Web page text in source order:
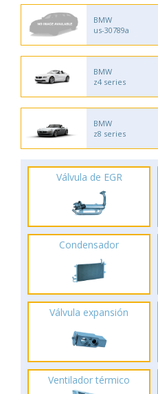
BMW
us-30789a
BMW
z4 series
BMW
z8 series
Válvula de EGR
Condensador
Válvula expansión
Ventilador térmico